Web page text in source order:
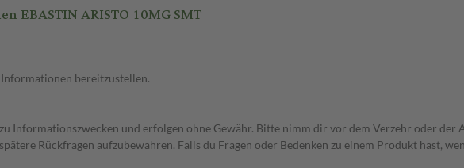
ARISTO 10MG SMT
bereitzustellen.
Informationszwecken und erfolgen ohne Gewähr. Bitte nimm dir vor dem Verzehr oder
Rückfragen aufzubewahren. Falls du Fragen oder Bedenken zu einem Produkt hast,